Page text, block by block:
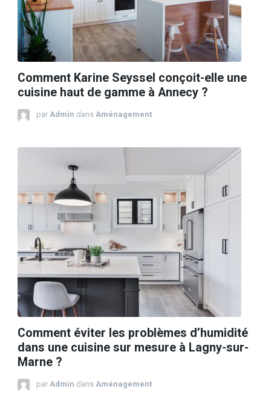
Comment Karine Seyssel conçoit-elle une
cuisine haut de gamme à Annecy ?
par Admin dans Aménagement
Comment éviter les problèmes d’humidité
dans une cuisine sur mesure à Lagny-sur-
Marne ?
par Admin dans Aménagement